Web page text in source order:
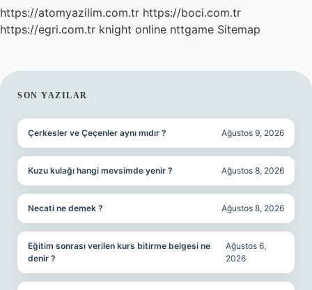
https://atomyazilim.com.tr https://boci.com.tr
https://egri.com.tr knight online nttgame Sitemap
SIDEBAR
SON YAZILAR
Çerkesler ve Çeçenler aynı mıdır ? Ağustos 9, 2026
Kuzu kulağı hangi mevsimde yenir ? Ağustos 8, 2026
Necati ne demek ? Ağustos 8, 2026
Eğitim sonrası verilen kurs bitirme belgesi ne
denir ?
Ağustos 6,
2026